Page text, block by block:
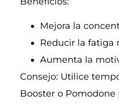
Mejora la
Reducir la fatiga
Aumenta la
Consejo: Utilice
Booster o